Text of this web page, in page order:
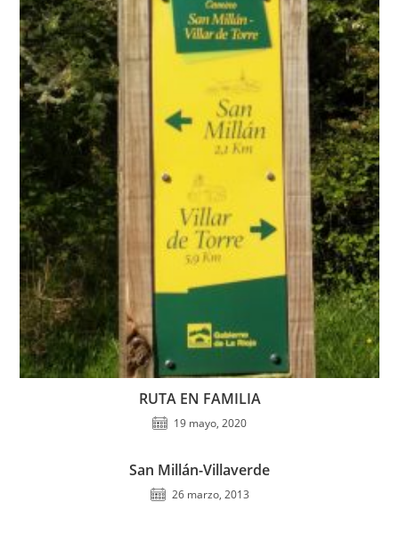
RUTA EN FAMILIA
19 mayo, 2020
San Millán-Villaverde
26 marzo, 2013